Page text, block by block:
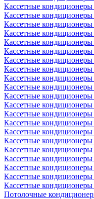
Кассетные
Кассетные
Кассетные кондиционеры
Кассетные
Кассетные кондиционеры
Кассетные
Кассетные кондиционеры
Кассетные кондиционеры
Кассетные
Кассетные
Кассетные
Кассетные
Кассетные кондиционеры
Кассетные кондиционеры
Кассетные
Кассетные кондиционеры
Кассетные кондиционеры
Кассетные кондиционеры
Кассетные
Кассетные кондиционеры
Кассетные
Потолочные